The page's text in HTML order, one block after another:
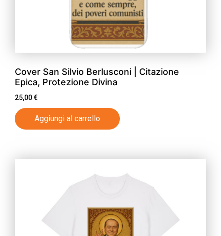
Cover San Silvio Berlusconi | Citazione
Epica, Protezione Divina
25,00€
Aggiungi al carrello